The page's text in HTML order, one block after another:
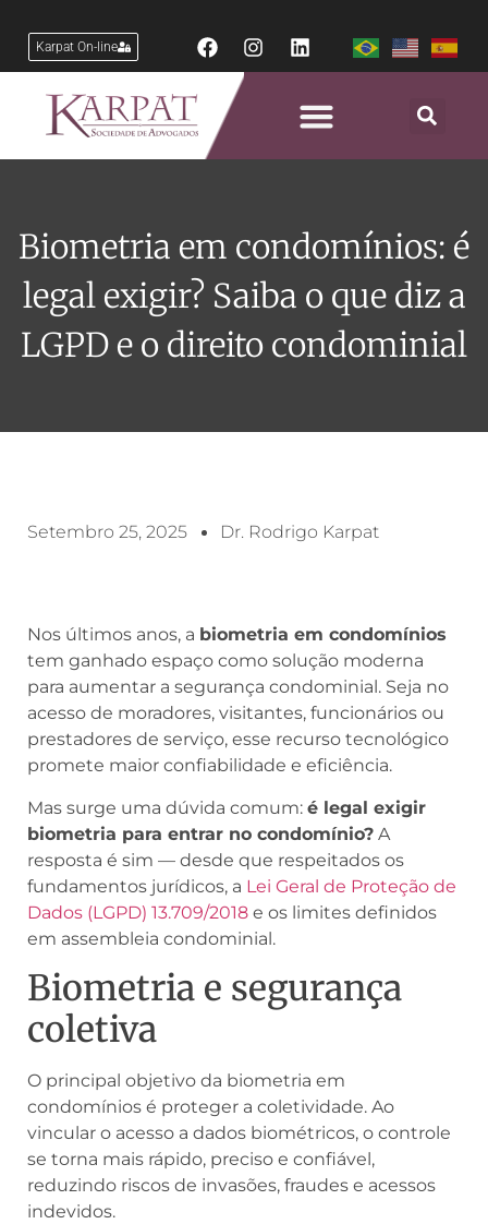
Karpat On-line
Biometria em condomínios: é
legal exigir? Saiba o que diz a
LGPD e o direito condominial
Setembro 25, 2025 Dr. Rodrigo Karpat
Nos últimos anos, a biometria em condomínios
tem ganhado espaço como solução moderna
para aumentar a segurança condominial. Seja no
acesso de moradores, visitantes, funcionários ou
prestadores de serviço, esse recurso tecnológico
promete maior confiabilidade e eficiência.
Mas surge uma dúvida comum: é legal exigir
biometria para entrar no condomínio? A
resposta é sim — desde que respeitados os
fundamentos jurídicos, a Lei Geral de Proteção de
Dados (LGPD) 13.709/2018 e os limites definidos
em assembleia condominial.
Biometria e segurança
coletiva
O principal objetivo da biometria em
condomínios é proteger a coletividade. Ao
vincular o acesso a dados biométricos, o controle
se torna mais rápido, preciso e confiável,
reduzindo riscos de invasões, fraudes e acessos
indevidos.